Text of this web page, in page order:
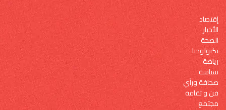
إقتصاد
الأخبار
الصحة
تكنولوجيا
رياضة
سياسة
صحافة ورأي
فن و ثقافة
مجتمع